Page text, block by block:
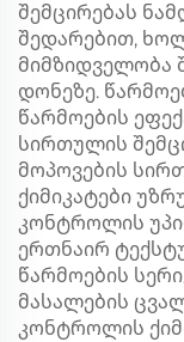
შემცირებას
შედარებით,
მიმზიდველობა
დონეზე.
წარმოების
სირთულის
მოპოვების
ქიმიკატები
კონტროლის
ერთნაირ
წარმოების
მასალების
კონტროლის